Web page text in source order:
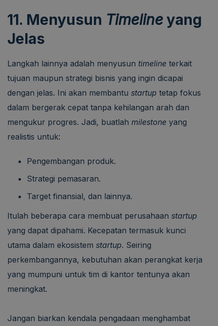
11. Menyusun Timelineyang
Jelas
Langkah lainnya adalah menyusun timeline terkait
tujuan maupun strategi bisnis yang ingin dicapai
dengan jelas. Ini akan membantu startup tetap fokus
dalam bergerak cepat tanpa kehilangan arah dan
mengukur progres. Jadi, buatlah milestone yang
realistis untuk:
Pengembangan produk.
Strategi pemasaran.
Target finansial, dan lainnya.
Itulah beberapa cara membuat perusahaan startup
yang dapat dipahami. Kecepatan termasuk kunci
utama dalam ekosistem startup. Seiring
perkembangannya, kebutuhan akan perangkat kerja
yang mumpuni untuk tim di kantor tentunya akan
meningkat.
Jangan biarkan kendala pengadaan menghambat